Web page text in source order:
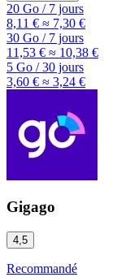
20 Go /7 jours
8,11 € ≈ 7,30 €
30 Go /7 jours
11,53 € ≈ 10,38 €
5 Go /30 jours
3,60 € ≈ 3,24 €
Gigago
4,5
Recommandé